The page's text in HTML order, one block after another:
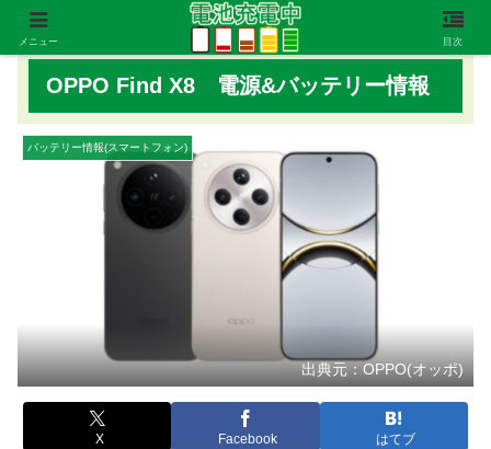
OPPO Find X8 電源&バッテリー情報
バッテリー情報(スマートフォン)
出典元：OPPO(オッポ)
X Facebook はてブ
メニュー 目次